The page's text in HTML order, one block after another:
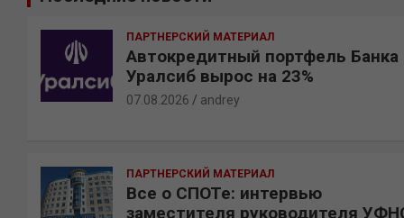
ПАРТНЕРСКИЙ МАТЕРИАЛ
Автокредитный портфель Банка
Уралсиб вырос на 23%
07.08.2026 andrey
ПАРТНЕРСКИЙ МАТЕРИАЛ
Все о СПОТе: интервью
заместителя руководителя